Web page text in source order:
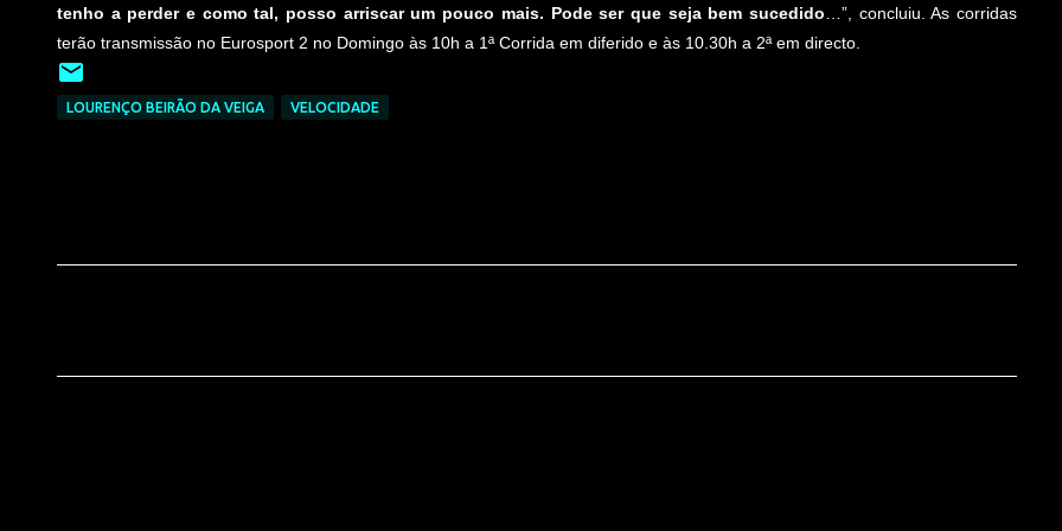
tenho a perder e como tal, posso arriscar um pouco mais. Pode ser que seja bem sucedido …”, concluiu. As corridas
terão transmissão no Eurosport 2 no Domingo às 10h a 1ª Corrida em diferido e às 10.30h a 2ª em directo.
LOURENÇO BEIRÃO DA VEIGA VELOCIDADE